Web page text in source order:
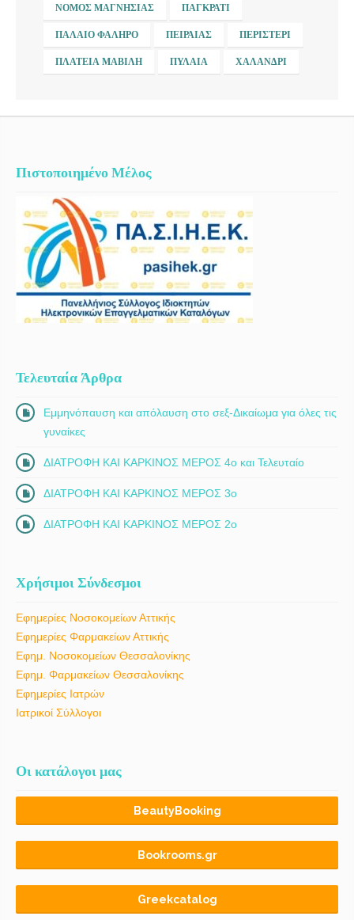
ΝΟΜΌΣ ΜΑΓΝΗΣΊΑΣ ΠΑΓΚΡΆΤΙ
ΠΑΛΑΙΌ ΦΆΛΗΡΟ ΠΕΙΡΑΙΆΣ ΠΕΡΙΣΤΈΡΙ
ΠΛΑΤΕΊΑ ΜΑΒΊΛΗ ΠΥΛΑΊΑ ΧΑΛΆΝΔΡΙ
Πιστοποιημένο Μέλος
Τελευταία Άρθρα
Εμμηνόπαυση και απόλαυση στο σεξ-Δικαίωμα για όλες τις
γυναίκες
ΔΙΑΤΡΟΦΗ ΚΑΙ ΚΑΡΚΙΝΟΣ ΜΕΡΟΣ 4ο και Τελευταίο
ΔΙΑΤΡΟΦΗ ΚΑΙ ΚΑΡΚΙΝΟΣ ΜΕΡΟΣ 3ο
ΔΙΑΤΡΟΦΗ ΚΑΙ ΚΑΡΚΙΝΟΣ ΜΕΡΟΣ 2ο
Χρήσιμοι Σύνδεσμοι
Εφημερίες Νοσοκομείων Αττικής
Εφημερίες Φαρμακείων Αττικής
Εφημ. Νοσοκομείων Θεσσαλονίκης
Εφημ. Φαρμακείων Θεσσαλονίκης
Εφημερίες Ιατρών
Ιατρικοί Σύλλογοι
Οι κατάλογοι μας
BeautyBooking
Bookrooms.gr
Greekcatalog